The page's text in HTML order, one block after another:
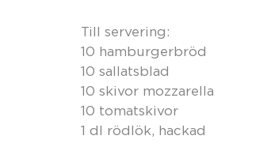
Till servering:
10 hamburgerbröd
10 sallatsblad
10 skivor mozzarella
10 tomatskivor
1 dl rödlök, hackad